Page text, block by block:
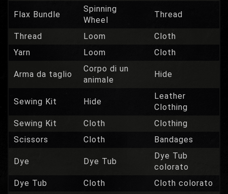
Flax Bundle
Spinning
Wheel
Thread
Thread Loom
Cloth
Yarn
Loom Cloth
Arma da taglio
Corpo di un
animale
Hide
Sewing Kit Hide
Leather
Clothing
Sewing Kit
Cloth
Clothing
Scissors
Cloth Bandages
Dye Dye Tub
Dye Tub
colorato
Dye Tub
Cloth
Cloth colorato